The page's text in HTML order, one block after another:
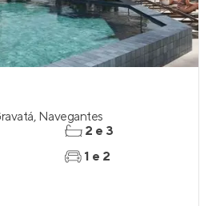
, Navegantes
2 e 3
1 e 2